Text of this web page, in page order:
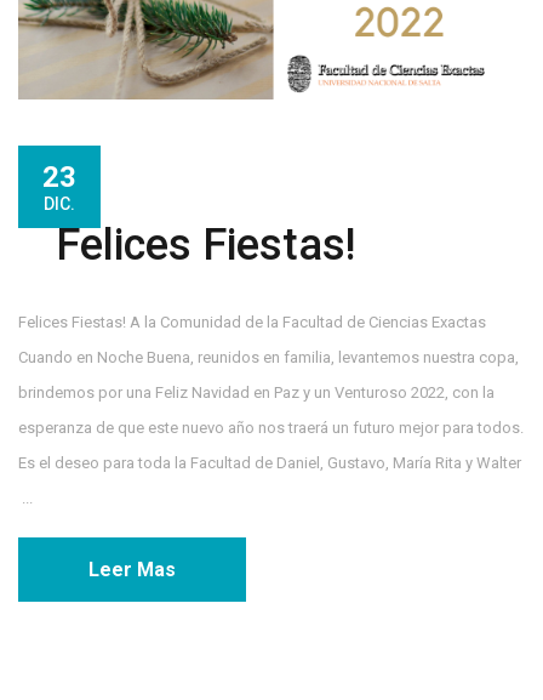
23
DIC.
Felices Fiestas!
Felices Fiestas! A la Comunidad de la Facultad de Ciencias Exactas
Cuando en Noche Buena, reunidos en familia, levantemos nuestra copa,
brindemos por una Feliz Navidad en Paz y un Venturoso 2022, con la
esperanza de que este nuevo año nos traerá un futuro mejor para todos.
Es el deseo para toda la Facultad de Daniel, Gustavo, María Rita y Walter
...
Leer Mas